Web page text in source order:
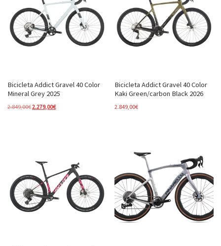
Bicicleta Addict Gravel 40 Color
Mineral Grey 2025
2.849,00€El precio original era: 2.849,00€.
2.279,00€El precio actual es: 2.279,00€.
Bicicleta Addict Gravel 40 Color
Kaki Green/carbon Black 2026
2.849,00€